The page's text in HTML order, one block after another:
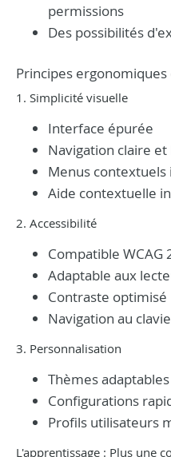
permissions
Des possibilités
Principes ergonomiques
1. Simplicité visuelle
Interface épurée
Navigation claire et
Menus
Aide contextuelle
2. Accessibilité
Compatible WCAG
Adaptable aux
Contraste optimisé
Navigation au
3. Personnalisation
Thèmes adaptables
Configurations
Profils utilisateurs
L'apprentissage : Plus une